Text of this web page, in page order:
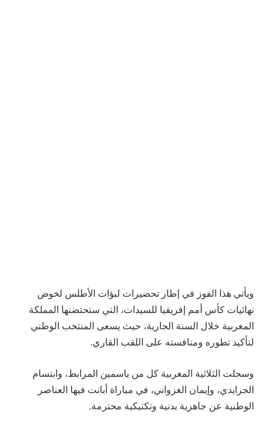
ويأتي هذا الفوز في إطار تحضيرات لبؤات الأطلس لخوض
نهائيات كأس أمم إفريقيا للسيدات، التي ستحتضنها المملكة
المغربية خلال السنة الجارية، حيث يسعى المنتخب الوطني
لتأكيد تطوره ومنافسته على اللقب القاري.
وسجلت الثلاثية المغربية كل من ياسمين المرابط، وابتسام
الجرايدي، وإيمان الغزواني، في مباراة أبانت فيها العناصر
الوطنية عن جاهزية بدنية وتكتيكية محترمة.